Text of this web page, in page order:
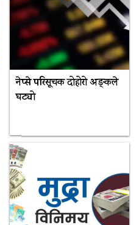
नेप्से परिसूचक दोहोरो अङ्कले
घट्यो